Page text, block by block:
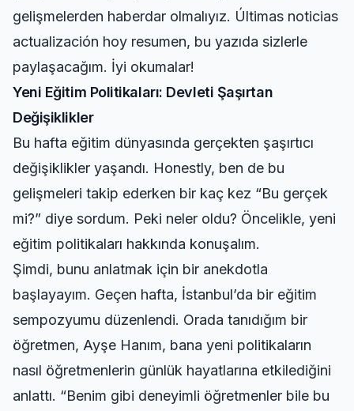
gelişmelerden haberdar olmalıyız. Últimas noticias
actualización hoy resumen, bu yazıda sizlerle
paylaşacağım. İyi okumalar!
Yeni Eğitim Politikaları: Devleti Şaşırtan
Değişiklikler
Bu hafta eğitim dünyasında gerçekten şaşırtıcı
değişiklikler yaşandı. Honestly, ben de bu
gelişmeleri takip ederken bir kaç kez “Bu gerçek
mi?” diye sordum. Peki neler oldu? Öncelikle, yeni
eğitim politikaları hakkında konuşalım.
Şimdi, bunu anlatmak için bir anekdotla
başlayayım. Geçen hafta, İstanbul’da bir eğitim
sempozyumu düzenlendi. Orada tanıdığım bir
öğretmen, Ayşe Hanım, bana yeni politikaların
nasıl öğretmenlerin günlük hayatlarına etkilediğini
anlattı. “Benim gibi deneyimli öğretmenler bile bu